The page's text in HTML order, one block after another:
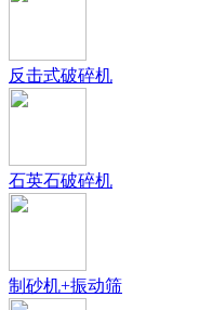
反击式破碎机
石英石破碎机
制砂机+振动筛